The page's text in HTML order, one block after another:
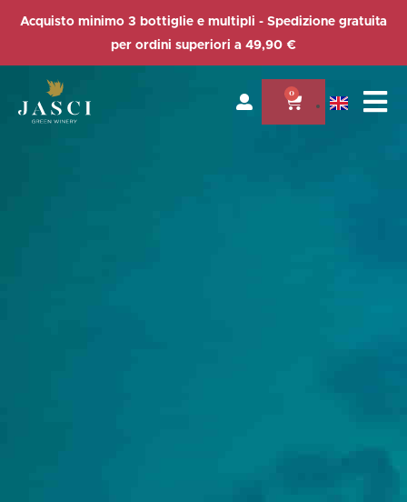
Acquisto minimo 3 bottiglie e multipli - Spedizione gratuita
per ordini superiori a 49,90 €
0